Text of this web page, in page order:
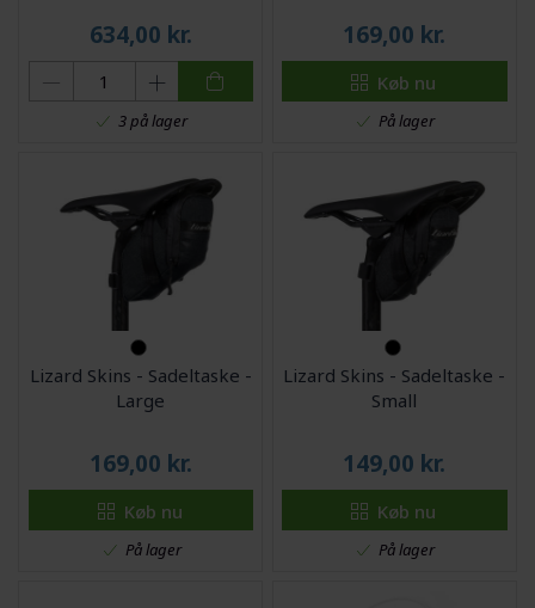
634,00 kr.
3 på lager
169,00 kr.
Køb nu
På lager
Lizard Skins - Sadeltaske -
Large
169,00 kr.
Køb nu
På lager
Lizard Skins - Sadeltaske -
Small
149,00 kr.
Køb nu
På lager